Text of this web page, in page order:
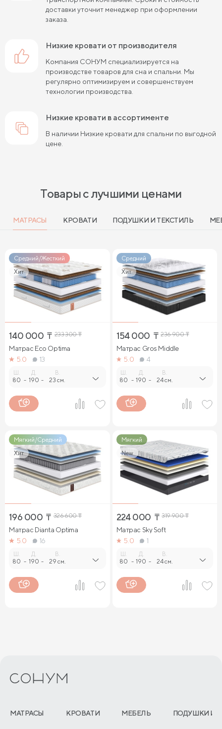
доставки уточнит менеджер при оформлении
заказа.
Низкие кровати от производителя
Компания СОНУМ специализируется на
производстве товаров для сна и спальни. Мы
регулярно оптимизируем и совершенствуем
технологии производства.
Низкие кровати в ассортименте
В наличии Низкие кровати для спальни по выгодной
цене.
Товары с лучшими ценами
МАТРАСЫ КРОВАТИ ПОДУШКИ И ТЕКСТИЛЬ
Средний/Жесткий
Хит
140 000 ₸ 233 300₸
Матрас Eco Optima
5.0
13
80 -
Д.
190 -
В.
23 см.
Средний
Хит
154 000 ₸ 236 900₸
Матрас Gros Middle
5.0
4
80 -
Д.
190 -
В.
24 см.
Мягкий/Средний
Хит
196 000 ₸ 326 600₸
Матрас Dianta Optima
5.0
16
80 -
Д.
190 -
В.
29 см.
Мягкий
New
224 000 ₸ 319 900₸
Матрас Sky Soft
5.0
1
80 -
Д.
190 -
В.
24 см.
МАТРАСЫ КРОВАТИ МЕБЕЛЬ ПОДУШКИ И